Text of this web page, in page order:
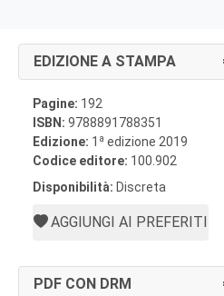
EDIZIONE A STAMPA
Pagine: 192
ISBN: 9788891788351
Edizione: 1 a edizione 2019
Codice editore: 100.902
Disponibilità: Discreta
AGGIUNGI AI PREFERITI
PDF CON DRM